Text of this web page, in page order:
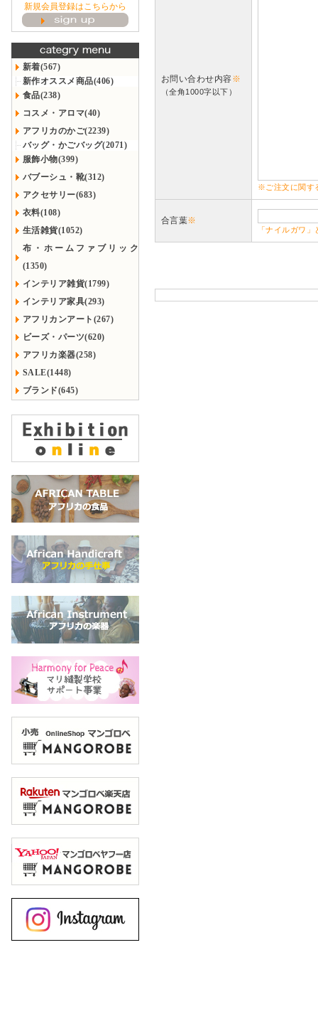
新規会員登録はこちらから
新着(567)
新作オススメ商品(406)
食品(238)
コスメ・アロマ(40)
アフリカのかご(2239)
バッグ・かごバッグ(2071)
服飾小物(399)
バブーシュ・靴(312)
アクセサリー(683)
衣料(108)
生活雑貨(1052)
布・ホームファブリック
(1350)
インテリア雑貨(1799)
インテリア家具(293)
アフリカンアート(267)
ビーズ・パーツ(620)
アフリカ楽器(258)
SALE(1448)
ブランド(645)
お問い合わせ内容※
（全角1000字以下）
※ご注文に関す
合言葉※
「ナイルガワ